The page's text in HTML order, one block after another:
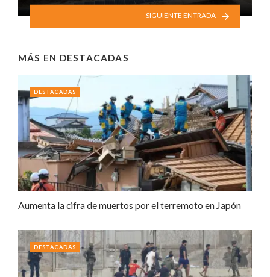
SIGUIENTE ENTRADA
MÁS EN DESTACADAS
Aumenta la cifra de muertos por el terremoto en Japón
DESTACADAS
DESTACADAS